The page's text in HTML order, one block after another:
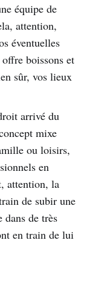
équipe de
attention,
éventuelles
boissons et
sûr, vos lieux
arrivé du
mixe
ou loisirs,
en
attention, la
de subir une
dans de très
en train de lui